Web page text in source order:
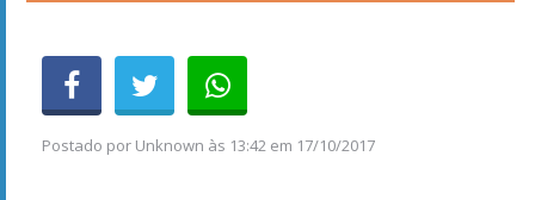
Postado por Unknown às 13:42 em 17/10/2017